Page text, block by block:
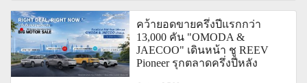
คว้ายอดขายครึ่งปีแรกกว่า
13,000 คัน "OMODA &
JAECOO" เดินหน้า ชู REEV
Pioneer รุกตลาดครึ่งปีหลัง